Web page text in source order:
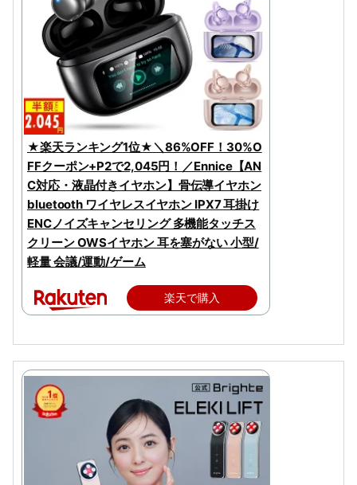
★楽天ランキング1位★＼86%OFF！30%O
FFクーポン+P2で2,045円！／Ennice【AN
C対応・液晶付きイヤホン】骨伝導イヤホン
bluetooth ワイヤレスイヤホン IPX7 耳掛け
ENCノイズキャンセリング 多機能タッチス
クリーン OWSイヤホン 耳を塞がない 小型/
軽量 会議/運動/ゲーム
楽天で購入